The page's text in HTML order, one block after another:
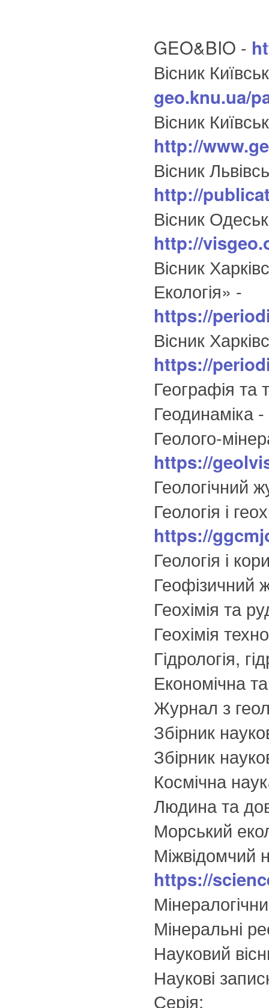
GEO&BIO -
Вісник
geo.knu.ua/
Вісник
http://
Вісник
http://
Вісник
http://
Вісник
Екологія» -
https://
Вісник
https://
Географія та
Геодинаміка -
Геолого-
https://
Геологічний
Геологія і
https://
Геологія і
Геофізичний
Геохімія та
Геохімія
Гідрологія,
Економічна
Журнал з
Збірник
Збірник
Космічна
Людина та
Морський
Міжвідомчий
https://
Мінеральні
Науковий
Наукові
Серія: